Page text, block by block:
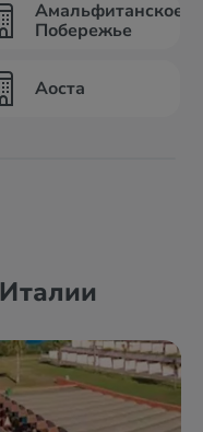
Амальфитанское
Побережье
Аоста